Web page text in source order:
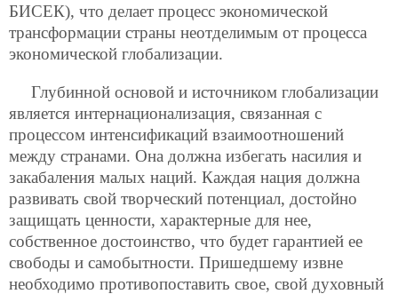
БИСЕК), что делает процесс экономической
трансформации страны неотделимым от процесса
экономической глобализации.
Глубинной основой и источником глобализации
является интернационализация, связанная с
процессом интенсификаций взаимоотношений
между странами. Она должна избегать насилия и
закабаления малых наций. Каждая нация должна
развивать свой творческий потенциал, достойно
защищать ценности, характерные для нее,
собственное достоинство, что будет гарантией ее
свободы и самобытности. Пришедшему извне
необходимо противопоставить свое, свой духовный